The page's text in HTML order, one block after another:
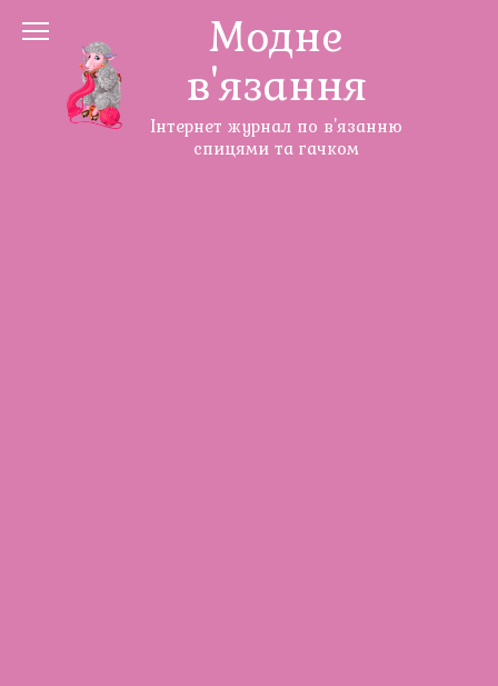
Модне
в'язання
Інтернет журнал по в'язанню
спицями та гачком